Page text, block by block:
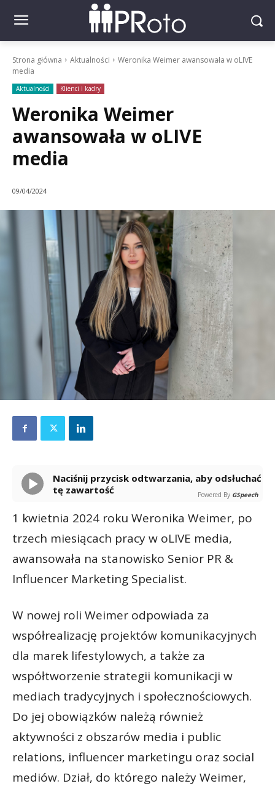
Strona główna Aktualności
Weronika Weimer awansowała w oLIVE
media
Aktualności Klienci i kadry
Weronika Weimer
awansowała w oLIVE
media
09/04/2024
Naciśnij przycisk odtwarzania, aby odsłuchać
tę zawartość
Powered By GSpeech
1 kwietnia 2024 roku Weronika Weimer, po
trzech miesiącach pracy w oLIVE media,
awansowała na stanowisko Senior PR &
Influencer Marketing Specialist.
W nowej roli Weimer odpowiada za
współrealizację projektów komunikacyjnych
dla marek lifestylowych, a także za
współtworzenie strategii komunikacji w
mediach tradycyjnych i społecznościowych.
Do jej obowiązków należą również
aktywności z obszarów media i public
relations, influencer marketingu oraz social
mediów. Dział, do którego należy Weimer,